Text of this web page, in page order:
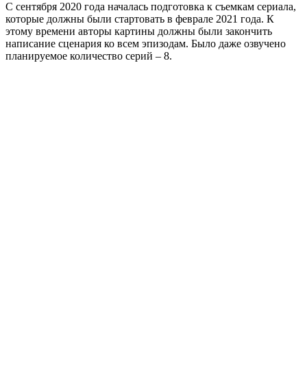
С сентября 2020 года началась подготовка к съемкам сериала,
которые должны были стартовать в феврале 2021 года. К
этому времени авторы картины должны были закончить
написание сценария ко всем эпизодам. Было даже озвучено
планируемое количество серий – 8.